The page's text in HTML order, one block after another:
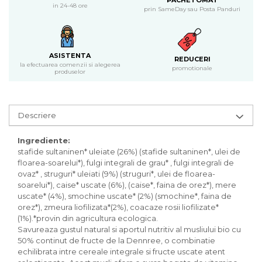
Masline bio si antipasti
Masline bio
Fulgi din cereale bio
Orez bio si leguminoase
Legume bio
Legume bio in conserva
Orez bio
Paste si fidea
Paste bio din emmer
Paste bio din grau
Paste bio din spelta
in 24-48 ore prin SameDay sau Posta Panduri
ASISTENTA
la efectuarea comenzii si alegerea
produselor
REDUCERI
promotionale
Descriere
Ingrediente:
stafide sultaninen* uleiate (26%) (stafide sultaninen*, ulei de
floarea-soarelui*), fulgi integrali de grau* , fulgi integrali de
ovaz* , struguri* uleiati (9%) (struguri*, ulei de floarea-
soarelui*), caise* uscate (6%), (caise*, faina de orez*), mere
uscate* (4%), smochine uscate* (2%) (smochine*, faina de
orez*), zmeura liofilizata*(2%), coacaze rosii liofilizate*
(1%).*provin din agricultura ecologica.
Savureaza gustul natural si aportul nutritiv al musliului bio cu
50% continut de fructe de la Dennree, o combinatie
echilibrata intre cereale integrale si fructe uscate atent